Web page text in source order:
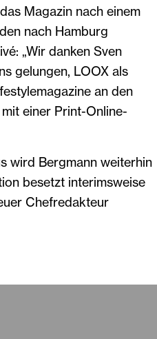
Magazin nach einem
nach Hamburg
„Wir danken Sven
gelungen, LOOX als
an den
einer Print-Online-
wird Bergmann weiterhin
besetzt interimsweise
Chefredakteur